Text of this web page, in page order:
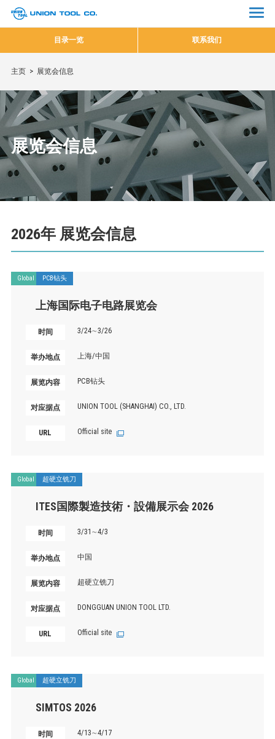
目录一览 联系我们
主页 展览会信息
展览会信息
2026年 展览会信息
Global PCB钻头
上海国际电子电路展览会
时间 3/24∼3/26
举办地点 上海/中国
展览内容 PCB钻头
对应据点 UNION TOOL (SHANGHAI) CO., LTD.
URL Official site
Global 超硬立铣刀
ITES国際製造技術・設備展示会 2026
时间 3/31∼4/3
举办地点 中国
展览内容 超硬立铣刀
对应据点 DONGGUAN UNION TOOL LTD.
URL Official site
Global 超硬立铣刀
SIMTOS 2026
时间 4/13∼4/17